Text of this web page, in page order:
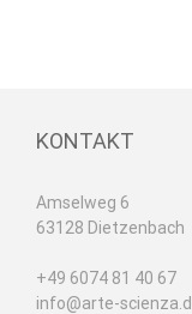
KONTAKT
Amselweg 6
63128 Dietzenbach
+49 6074 81 40 67
info@arte-